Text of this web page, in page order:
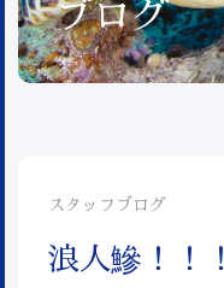
ブログ
スタッフブログ
浪人鰺！！！